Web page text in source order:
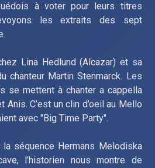
à voter pour leurs titres
les extraits des sept
Lina Hedlund (Alcazar) et sa
chanteur Martin Stenmarck. Les
se mettent à chanter a cappella
Anis. C’est un clin d’oeil au Mello
avec "Big Time Party".
la séquence Hermans Melodiska
l’historien nous montre de